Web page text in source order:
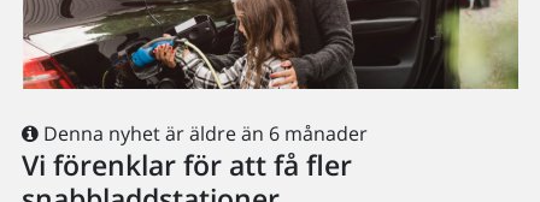
Denna nyhet är äldre än 6 månader
Vi förenklar för att få fler